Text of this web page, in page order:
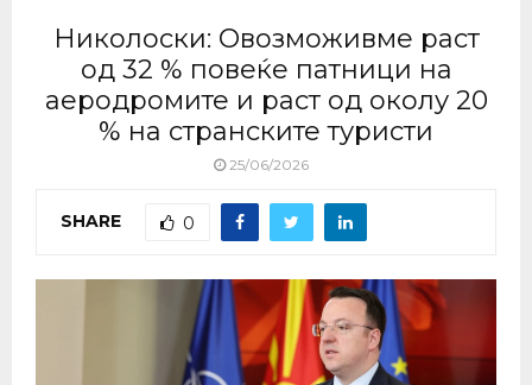
Николоски: Овозможивме раст
од 32 % повеќе патници на
аеродромите и раст од околу 20
% на странските туристи
25/06/2026
SHARE 0